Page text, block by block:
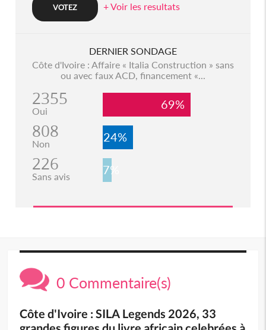
+ Voir les resultats
DERNIER SONDAGE
Côte d'Ivoire : Affaire « Italia Construction » sans
ou avec faux ACD, financement «...
2355
Oui 69%
808
Non 24%
226
Sans avis 7%
0 Commentaire(s)
Côte d'Ivoire : SILA Legends 2026, 33